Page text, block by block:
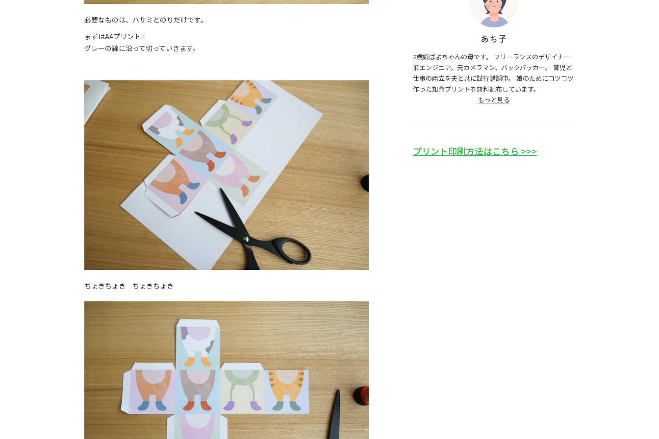
必要なものは、ハサミとのりだけです。
まずはA4プリント！
グレーの線に沿って切っていきます。
ちょきちょき ちょきちょき
あち子
2歳娘ぱよちゃんの母です。 フリーランスのデザイナー
兼エンジニア。元カメラマン、バックパッカー。 育児と
仕事の両立を夫と共に試行錯誤中。 娘のためにコツコツ
作った知育プリントを無料配布しています。
もっと見る
プリント印刷方法はこちら >>>